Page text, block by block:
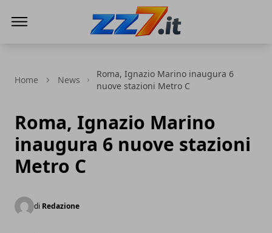
Home News
Roma, Ignazio Marino inaugura 6
nuove stazioni Metro C
Roma, Ignazio Marino
inaugura 6 nuove stazioni
Metro C
di Redazione